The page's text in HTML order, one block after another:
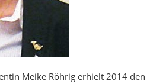
Meike Röhrig erhielt 2014 den